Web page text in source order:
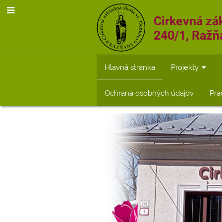
Cirkevná
240/1,
Hlavná stránka Projekty
Ochrana osobných údajov
Hlavná
stránka